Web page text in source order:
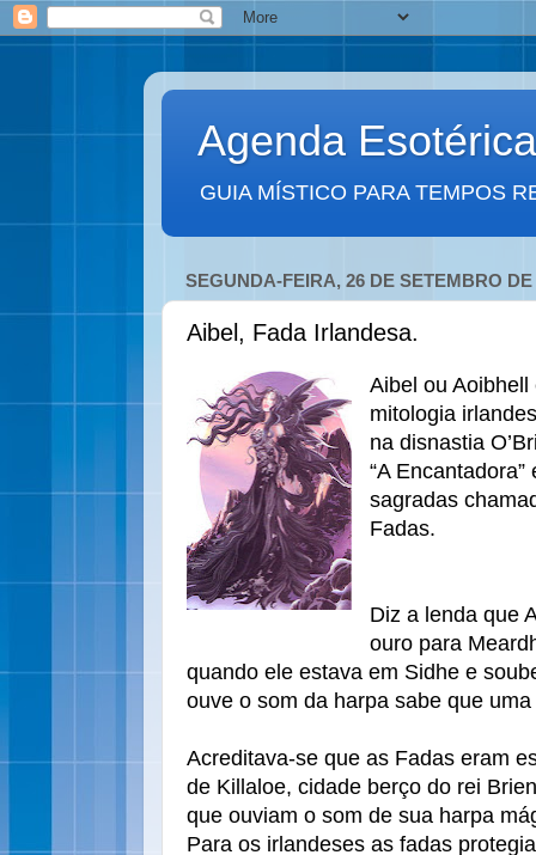
Agenda Esotérica
GUIA MÍSTICO PARA TEMPOS
SEGUNDA-FEIRA, 26 DE SETEMBRO DE
Aibel, Fada Irlandesa.
Aibel ou
mitologia
na disnastia
“A
sagradas
Fadas.
Diz a lenda que
ouro para
quando ele estava em Sidhe e
ouve o som da harpa sabe que
Acreditava-se que as Fadas eram
de Killaloe, cidade berço do rei
que ouviam o som de sua harpa
Para os irlandeses as fadas